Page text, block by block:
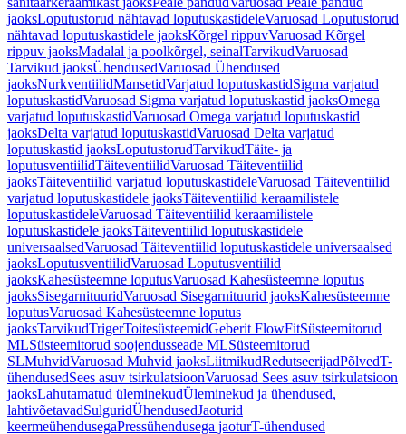
jaoksLoputustorud nähtavad loputuskastideleVaruosad Loputustorud
nähtavad loputuskastidele jaoksKõrgel rippuvVaruosad Kõrgel
rippuv jaoksMadalal ja poolkõrgel, seinalTarvikudVaruosad
Tarvikud jaoksÜhendusedVaruosad Ühendused
jaoksNurkventiilidMansetidVarjatud loputuskastidSigma varjatud
loputuskastidVaruosad Sigma varjatud loputuskastid jaoksOmega
varjatud loputuskastidVaruosad Omega varjatud loputuskastid
jaoksDelta varjatud loputuskastidVaruosad Delta varjatud
loputuskastid jaoksLoputustorudTarvikudTäite- ja
loputusventiilidTäiteventiilidVaruosad Täiteventiilid
jaoksTäiteventiilid varjatud loputuskastideleVaruosad Täiteventiilid
varjatud loputuskastidele jaoksTäiteventiilid keraamilistele
loputuskastideleVaruosad Täiteventiilid keraamilistele
loputuskastidele jaoksTäiteventiilid loputuskastidele
universaalsedVaruosad Täiteventiilid loputuskastidele universaalsed
jaoksLoputusventiilidVaruosad Loputusventiilid
jaoksKahesüsteemne loputusVaruosad Kahesüsteemne loputus
jaoksSisegarnituuridVaruosad Sisegarnituurid jaoksKahesüsteemne
loputusVaruosad Kahesüsteemne loputus
jaoksTarvikudTrigerToitesüsteemidGeberit FlowFitSüsteemitorud
MLSüsteemitorud soojendusseade MLSüsteemitorud
SLMuhvidVaruosad Muhvid jaoksLiitmikudRedutseerijadPõlvedT-
ühendusedSees asuv tsirkulatsioonVaruosad Sees asuv tsirkulatsioon
jaoksLahutamatud üleminekudÜleminekud ja ühendused,
lahtivõetavadSulguridÜhendusedJaoturid
keermeühendusegaPressühendusega jaoturT-ühendused